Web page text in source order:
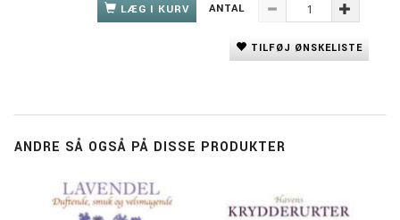
LÆG I KURV ANTAL
TILFØJ ØNSKELISTE
ANDRE SÅ OGSÅ PÅ DISSE PRODUKTER